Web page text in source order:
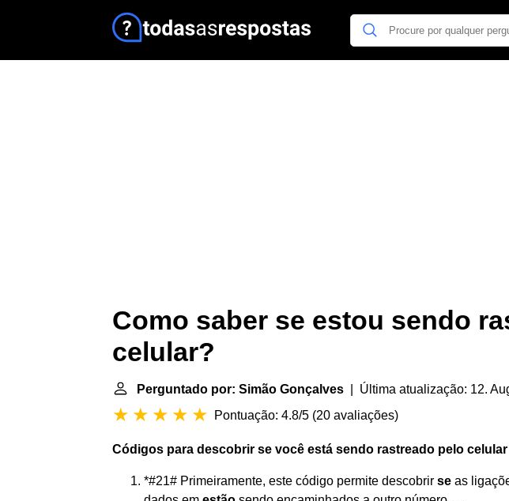
Como saber se estou sendo
celular?
Perguntado por: Simão Gonçalves | Última atualização: 12.
Pontuação: 4.8/5 (20 avaliações)
Códigos para descobrir se você está sendo rastreado pelo celular
*#21# Primeiramente, este código permite descobrir se as